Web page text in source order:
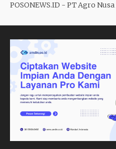
POSONEWS.ID - PT Agro